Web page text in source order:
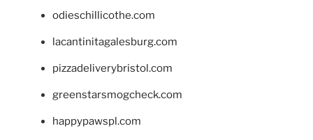
odieschillicothe.com
lacantinitagalesburg.com
pizzadeliverybristol.com
greenstarsmogcheck.com
happypawspl.com